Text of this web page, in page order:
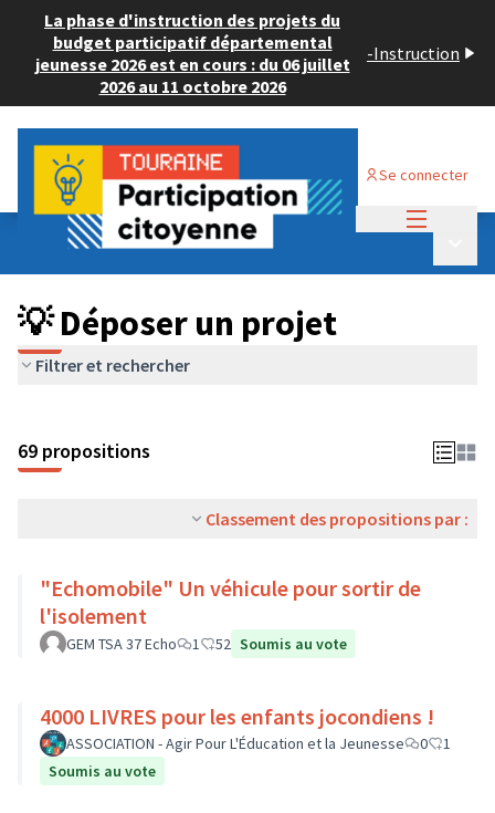
La phase d'instruction des projets du
budget participatif départemental
jeunesse 2026 est en cours : du 06 juillet
2026 au 11 octobre 2026
-Instruction
Se connecter
Budget Participatif ADULTE 2024
💡 Déposer un projet
💡 Déposer un projet
Filtrer et rechercher
69 propositions
Classement des propositions par :
"Echomobile" Un véhicule pour sortir de
l'isolement
GEM TSA 37 Echo 1 52 Soumis au vote
4000 LIVRES pour les enfants jocondiens !
ASSOCIATION - Agir Pour L'Éducation et la Jeunesse 0
1
Soumis au vote